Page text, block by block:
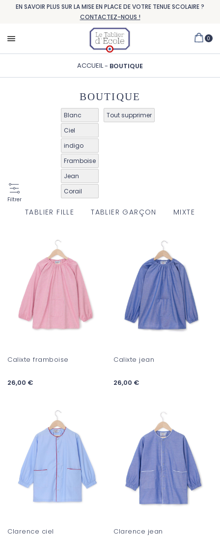
EN SAVOIR PLUS SUR LA MISE EN PLACE DE VOTRE TENUE SCOLAIRE ?
CONTACTEZ-NOUS !
0
ACCUEIL BOUTIQUE
BOUTIQUE
Blanc
Ciel
indigo
Framboise
Jean
Corail
Tout supprimer
TABLIER FILLE TABLIER GARÇON MIXTE
Filtrer
Calixte framboise
26,00 €
Calixte jean
26,00 €
Clarence ciel Clarence jean